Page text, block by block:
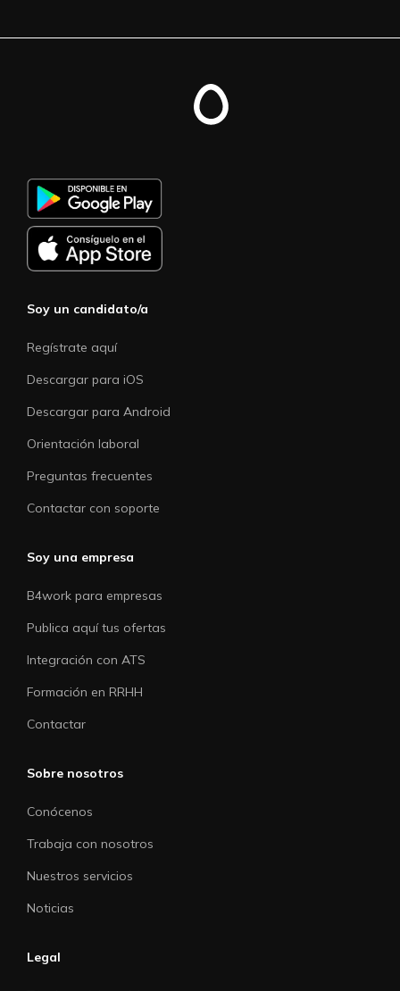
Soy un candidato/a
Regístrate aquí
Descargar para iOS
Descargar para Android
Orientación laboral
Preguntas frecuentes
Contactar con soporte
Soy una empresa
B4work para empresas
Publica aquí tus ofertas
Integración con ATS
Formación en RRHH
Contactar
Sobre nosotros
Conócenos
Trabaja con nosotros
Nuestros servicios
Noticias
Legal